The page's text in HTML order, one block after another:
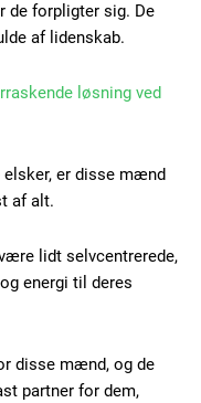
de forpligter sig. De
af lidenskab.
løsning ved
elsker, er disse mænd
af alt.
lidt selvcentrerede,
energi til deres
disse mænd, og de
partner for dem,